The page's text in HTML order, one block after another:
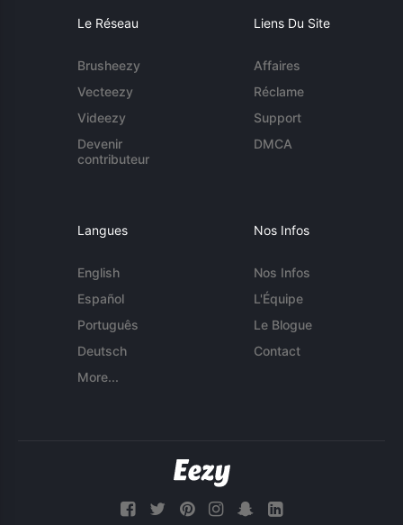
Le Réseau
Brusheezy
Vecteezy
Videezy
Devenir
contributeur
Liens Du Site
Affaires
Réclame
Support
DMCA
Langues
English
Español
Português
Deutsch
More...
Nos Infos
Nos Infos
L'Équipe
Le Blogue
Contact